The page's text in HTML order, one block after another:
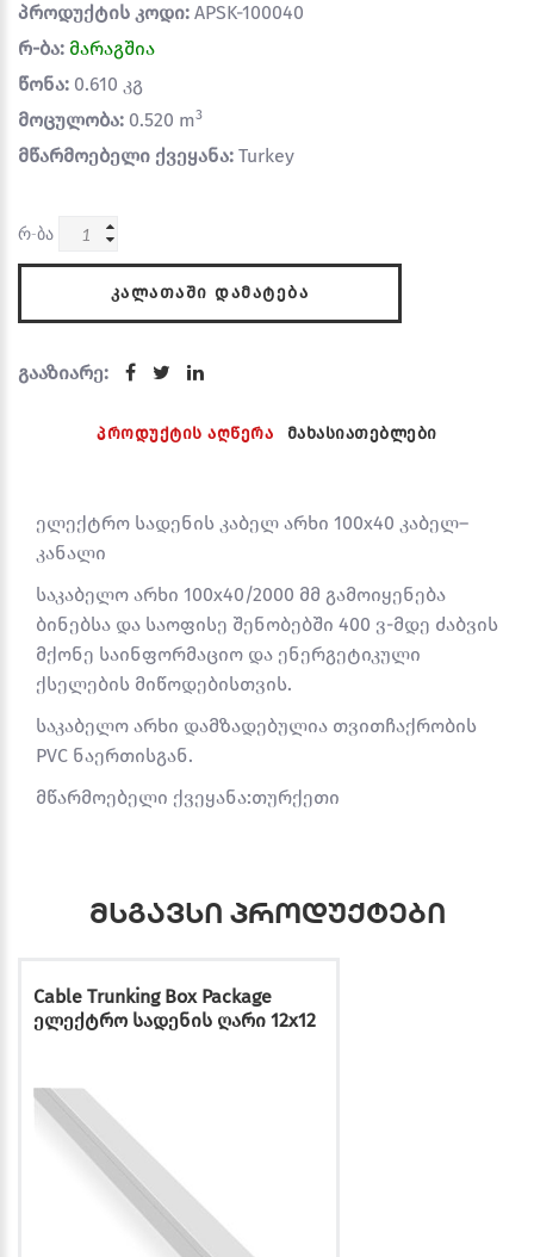
პროდუქტის კოდი: APSK-100040
რ-ბა: მარაგშია
წონა: 0.610 კგ
მოცულობა: 0.520 m3
მწარმოებელი ქვეყანა: Turkey
რ-ბა
ᲙᲐᲚᲐᲗᲐᲨᲘ ᲓᲐᲛᲐᲢᲔᲑᲐ
გააზიარე:
პროდუქტის აღწერა მახასიათებლები
ელექტრო სადენის კაბელ არხი 100x40 კაბელ–
კანალი
საკაბელო არხი 100x40/2000 მმ გამოიყენება
ბინებსა და საოფისე შენობებში 400 ვ-მდე ძაბვის
მქონე საინფორმაციო და ენერგეტიკული
ქსელების მიწოდებისთვის.
საკაბელო არხი დამზადებულია თვითჩაქრობის
PVC ნაერთისგან.
მწარმოებელი ქვეყანა:თურქეთი
მსგავსი პროდუქტები
Cable Trunking Box Package
ელექტრო სადენის ღარი 12x12